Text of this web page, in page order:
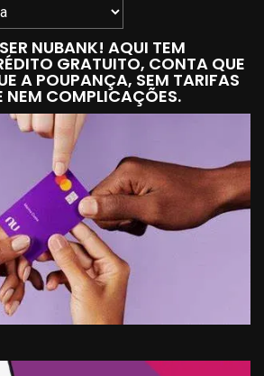
NUBANK! AQUI TEM
GRATUITO, CONTA QUE
A POUPANÇA, SEM TARIFAS
NEM COMPLICAÇÕES.